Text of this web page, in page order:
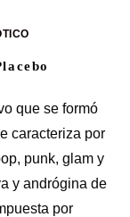
que se formó
caracteriza por
punk, glam y
y andrógina de
por